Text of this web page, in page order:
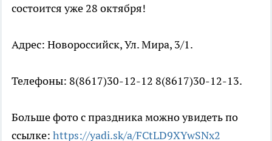
состоится уже 28 октября!
Адрес: Новороссийск, Ул. Мира, 3/1.
Телефоны: 8(8617)30-12-12 8(8617)30-12-13.
Больше фото с праздника можно увидеть по
ссылке: https://yadi.sk/a/FCtLD9XYwSNx2